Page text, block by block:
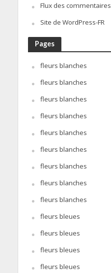
Flux des commentaires
Site de WordPress-FR
Pages
fleurs blanches
fleurs blanches
fleurs blanches
fleurs blanches
fleurs blanches
fleurs blanches
fleurs blanches
fleurs blanches
fleurs blanches
fleurs bleues
fleurs bleues
fleurs bleues
fleurs bleues